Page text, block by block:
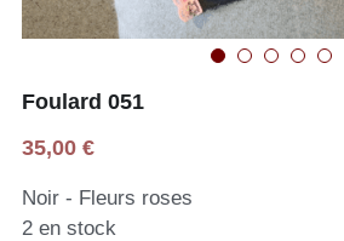
Foulard 051
35,00 €
Noir - Fleurs roses
2 en stock